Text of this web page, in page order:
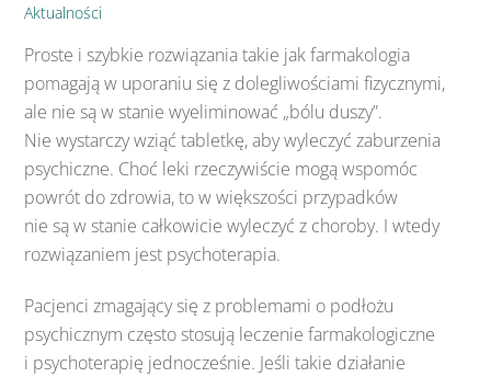
Aktualności
Proste i szybkie rozwiązania takie jak farmakologia
pomagają w uporaniu się z dolegliwościami fizycznymi,
ale nie są w stanie wyeliminować „bólu duszy”.
Nie wystarczy wziąć tabletkę, aby wyleczyć zaburzenia
psychiczne. Choć leki rzeczywiście mogą wspomóc
powrót do zdrowia, to w większości przypadków
nie są w stanie całkowicie wyleczyć z choroby. I wtedy
rozwiązaniem jest psychoterapia.
Pacjenci zmagający się z problemami o podłożu
psychicznym często stosują leczenie farmakologiczne
i psychoterapię jednocześnie. Jeśli takie działanie